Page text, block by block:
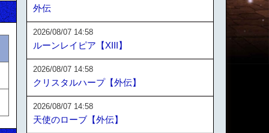
外伝
2026/08/07 14:58
ルーンレイピア【XIII】
2026/08/07 14:58
クリスタルハープ【外伝】
2026/08/07 14:58
天使のローブ【外伝】